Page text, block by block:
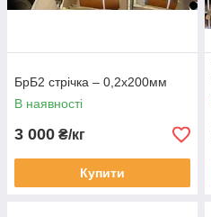
БрБ2 стрічка – 0,2х200мм
В наявності
3 000 ₴/кг
Купити